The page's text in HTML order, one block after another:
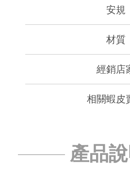
安規
材質
經銷店
相關蝦皮
產品